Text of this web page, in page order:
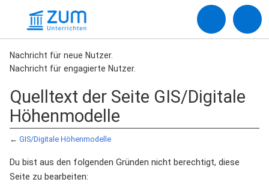
Nachricht für neue Nutzer.
Nachricht für engagierte Nutzer.
Quelltext der Seite GIS/Digitale
Höhenmodelle
← GIS/Digitale Höhenmodelle
Du bist aus den folgenden Gründen nicht berechtigt, diese
Seite zu bearbeiten: